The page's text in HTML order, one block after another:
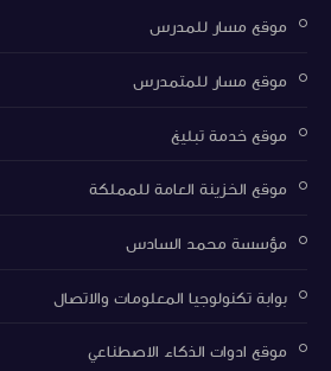
موقع مسار للمدرس
موقع مسار للمتمدرس
موقع خدمة تبليغ
موقع الخزينة العامة للمملكة
مؤسسة محمد السادس
بوابة تكنولوجيا المعلومات والاتصال
موقع ادوات الذكاء الاصطناعي